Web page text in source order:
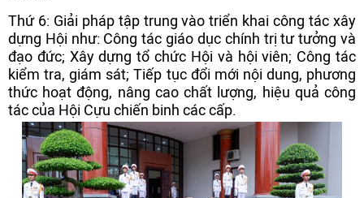
Thứ 6: Giải pháp tập trung vào triển khai công tác xây
dựng Hội như: Công tác giáo dục chính trị tư tưởng và
đạo đức; Xây dựng tổ chức Hội và hội viên; Công tác
kiểm tra, giám sát; Tiếp tục đổi mới nội dung, phương
thức hoạt động, nâng cao chất lượng, hiệu quả công
tác của Hội Cựu chiến binh các cấp.